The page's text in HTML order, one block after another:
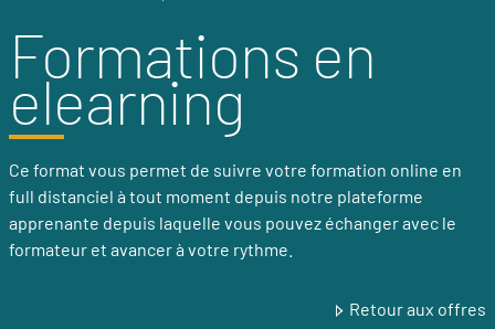
Formations en
elearning
Ce format vous permet de suivre votre formation online en
full distanciel à tout moment depuis notre plateforme
apprenante depuis laquelle vous pouvez échanger avec le
formateur et avancer à votre rythme.
Retour aux offres